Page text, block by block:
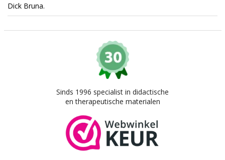
Dick Bruna.
Sinds 1996 specialist in didactische
en therapeutische materialen